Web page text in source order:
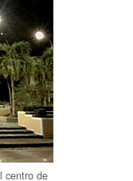
centro de